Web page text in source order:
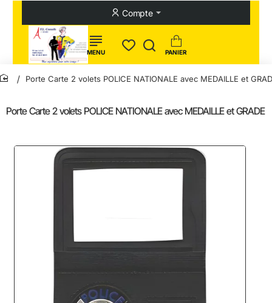
Compte
Porte Carte 2 volets POLICE NATIONALE avec MEDAILLE et GRADE
home
Porte Carte 2 volets POLICE NATIONALE avec MEDAILLE et